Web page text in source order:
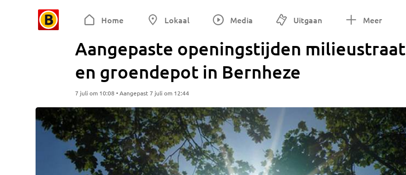
Home Lokaal Media Uitgaan Meer
Aangepaste openingstijden milieustraat
en groendepot in Bernheze
7 juli om 10:08 • Aangepast 7 juli om 12:44